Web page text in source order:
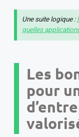
Une suite logique :
quelles
Les
pour